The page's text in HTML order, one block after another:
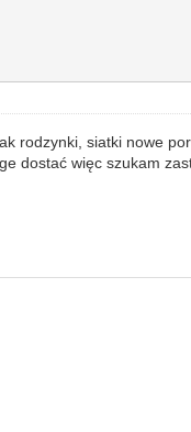
rodzynki, siatki nowe
dostać więc szukam